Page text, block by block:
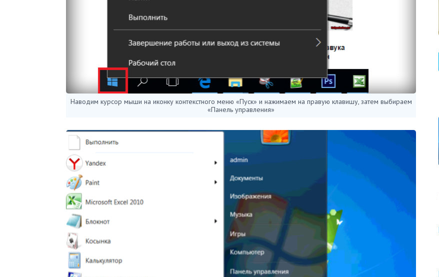
Наводим курсор мыши на иконку контекстного меню «Пуск» и нажимаем на правую клавишу, затем выбираем
«Панель управления»